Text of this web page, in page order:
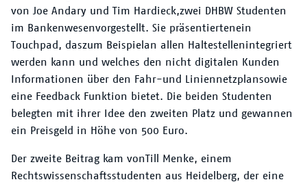
von Joe Andary und Tim Hardieck,zwei DHBW Studenten
im Bankenwesenvorgestellt. Sie präsentiertenein
Touchpad, daszum Beispiel an allen Haltestellenintegriert
werden kann und welches den nicht digitalen Kunden
Informationen über den Fahr-und Liniennetzplansowie
eine Feedback Funktion bietet. Die beiden Studenten
belegten mit ihrer Idee den zweiten Platz und gewannen
ein Preisgeld in Höhe von 500 Euro.
Der zweite Beitrag kam vonTill Men ke, einem
Rechtswissenschaftsstudenten aus Heidelberg, der eine